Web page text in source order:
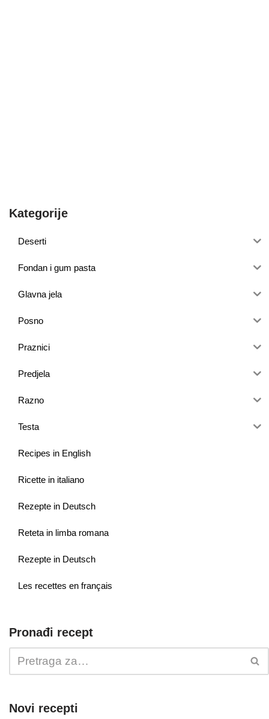
Kategorije
Deserti
Fondan i gum pasta
Glavna jela
Posno
Praznici
Predjela
Razno
Testa
Recipes in English
Ricette in italiano
Rezepte in Deutsch
Reteta in limba romana
Rezepte in Deutsch
Les recettes en français
Pronađi recept
Novi recepti